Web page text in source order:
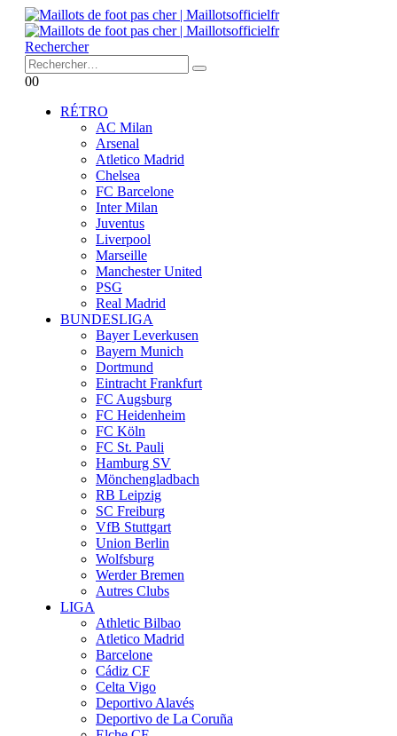
Rechercher
00
RÉTRO
AC Milan
Arsenal
Atletico Madrid
Chelsea
FC Barcelone
Inter Milan
Juventus
Liverpool
Marseille
Manchester United
PSG
Real Madrid
BUNDESLIGA
Bayer Leverkusen
Bayern Munich
Dortmund
Eintracht Frankfurt
FC Augsburg
FC Heidenheim
FC Köln
FC St. Pauli
Hamburg SV
Mönchengladbach
RB Leipzig
SC Freiburg
VfB Stuttgart
Union Berlin
Wolfsburg
Werder Bremen
Autres Clubs
LIGA
Athletic Bilbao
Atletico Madrid
Barcelone
Cádiz CF
Celta Vigo
Deportivo Alavés
Deportivo de La Coruña